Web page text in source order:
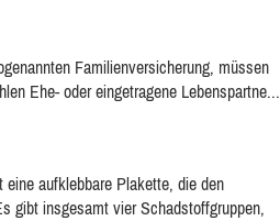
Familienversicherung, müssen
Ehe- oder eingetragene Lebenspartne...
aufklebbare Plakette, die den
gibt insgesamt vier Schadstoffgruppen,